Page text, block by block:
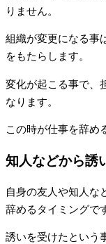
りません。
組織が変更になる事
をもたらします。
変化が起こる事で、
なります。
この時が仕事を辞め
知人などから誘
自身の友人や知人な
辞めるタイミングで
誘いを受けたという